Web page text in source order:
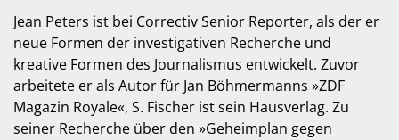
Jean Peters ist bei Correctiv Senior Reporter, als der er
neue Formen der investigativen Recherche und
kreative Formen des Journalismus entwickelt. Zuvor
arbeitete er als Autor für Jan Böhmermanns »ZDF
Magazin Royale«, S. Fischer ist sein Hausverlag. Zu
seiner Recherche über den »Geheimplan gegen